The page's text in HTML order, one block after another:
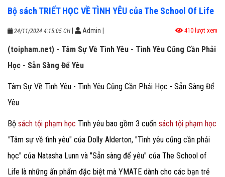
Bộ sách TRIẾT HỌC VỀ TÌNH YÊU của The School Of Life
24/11/2024 4:15:05 CH Admin 410 lượt xem
(toipham.net) - Tâm Sự Về Tình Yêu - Tình Yêu Cũng Cần Phải
Học - Sẵn Sàng Để Yêu
Tâm Sự Về Tình Yêu - Tình Yêu Cũng Cần Phải Học - Sẵn Sàng Để
Yêu
Bộ sách tội phạm học Tình yêu bao gồm 3 cuốn sách tội phạm học
"Tâm sự về tình yêu" của Dolly Alderton, "Tình yêu cũng cần phải
học" của Natasha Lunn và "Sẵn sàng để yêu" của The School of
Life là những ấn phẩm đặc biệt mà YMATE dành cho các bạn trẻ